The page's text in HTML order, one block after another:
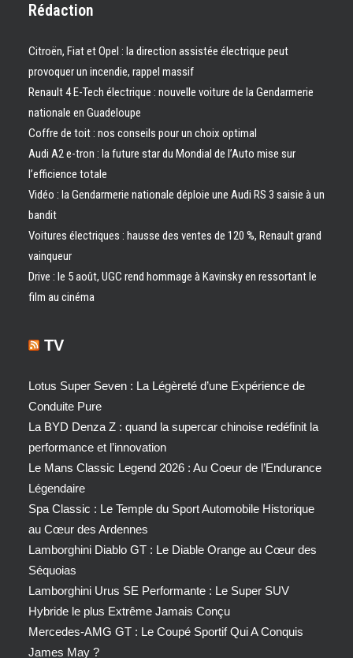
Rédaction
Citroën, Fiat et Opel : la direction assistée électrique peut
provoquer un incendie, rappel massif
Renault 4 E-Tech électrique : nouvelle voiture de la Gendarmerie
nationale en Guadeloupe
Coffre de toit : nos conseils pour un choix optimal
Audi A2 e-tron : la future star du Mondial de l’Auto mise sur
l’efficience totale
Vidéo : la Gendarmerie nationale déploie une Audi RS 3 saisie à un
bandit
Voitures électriques : hausse des ventes de 120 %, Renault grand
vainqueur
Drive : le 5 août, UGC rend hommage à Kavinsky en ressortant le
film au cinéma
TV
Lotus Super Seven : La Légèreté d’une Expérience de
Conduite Pure
La BYD Denza Z : quand la supercar chinoise redéfinit la
performance et l’innovation
Le Mans Classic Legend 2026 : Au Coeur de l’Endurance
Légendaire
Spa Classic : Le Temple du Sport Automobile Historique
au Cœur des Ardennes
Lamborghini Diablo GT : Le Diable Orange au Cœur des
Séquoias
Lamborghini Urus SE Performante : Le Super SUV
Hybride le plus Extrême Jamais Conçu
Mercedes-AMG GT : Le Coupé Sportif Qui A Conquis
James May ?